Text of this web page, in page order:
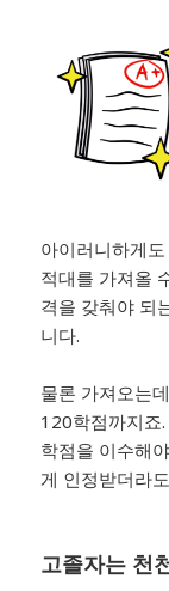
아이러니하게
적대를 가져올
격을 갖춰야 되
니다.
물론 가져오는
120학점까지죠
학점을 이수해
게 인정받더라
고졸자는 천